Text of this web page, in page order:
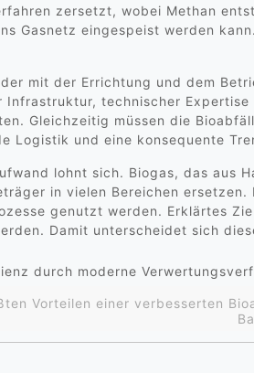
zersetzt, wobei Methan
Gasnetz eingespeist werden
mit der Errichtung und dem
Infrastruktur, technischer
Gleichzeitig müssen die
Logistik und eine konsequente
lohnt sich. Biogas, das aus
in vielen Bereichen
genutzt werden. Erklärtes
Damit unterscheidet sich
Vorteilen einer verbesserten